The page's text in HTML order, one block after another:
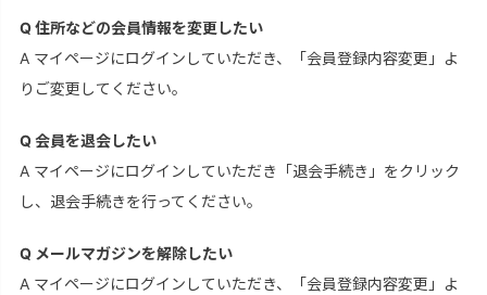
Q 住所などの会員情報を変更したい
A マイページにログインしていただき、「会員登録内容変更」よ
りご変更してください。
Q 会員を退会したい
A マイページにログインしていただき「退会手続き」をクリック
し、退会手続きを行ってください。
Q メールマガジンを解除したい
A マイページにログインしていただき、「会員登録内容変更」よ